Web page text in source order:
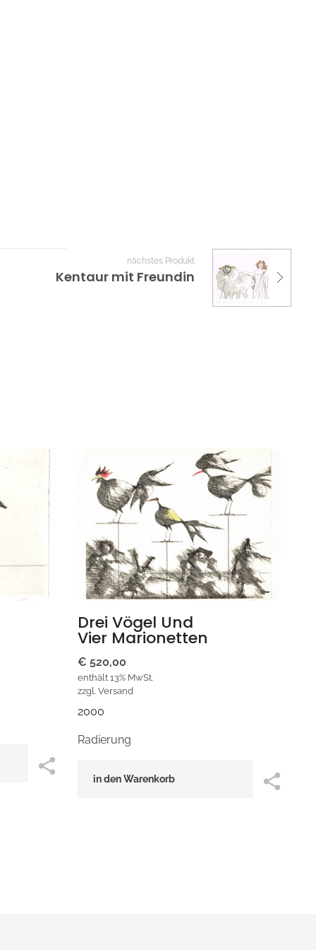
nächstes Produkt
Kentaur mit Freundin
Drei Vögel Und
Vier Marionetten
€ 520,00
enthält 13% MwSt.
zzgl. Versand
2000
Radierung
in den Warenkorb